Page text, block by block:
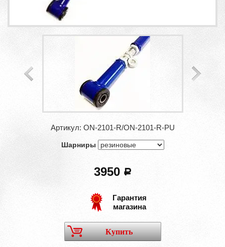
Артикул: ON-2101-R/ON-2101-R-PU
Шарниры
3950 a
Гарантия
магазина
Купить